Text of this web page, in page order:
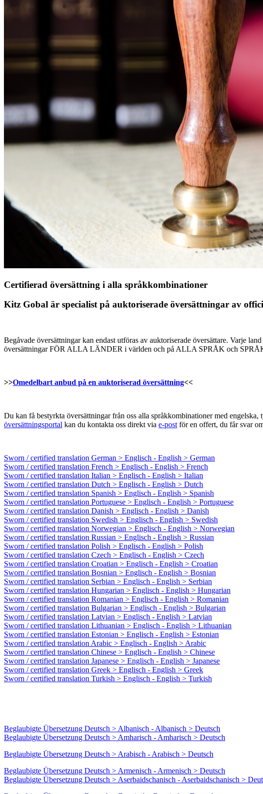
Certifierad översättning i alla språkkombinationer
Kitz Gobal är specialist på auktoriserade översättningar av
Begåvade översättningar kan endast utföras av auktoriserade översättare. Varje
översättningar FÖR ALLA LÄNDER i världen och på ALLA SPRÅK och
>>Omedelbart anbud på en auktoriserad översättning<<
Du kan få bestyrkta översättningar från oss alla språkkombinationer med
översättningsportal kan du kontakta oss direkt via e-post för en offert, du får svar
Sworn / certified translation German > Englisch - English > German
Sworn / certified translation French > Englisch - English > French
Sworn / certified translation Italian > Englisch - English > Italian
Sworn / certified translation Dutch > Englisch - English > Dutch
Sworn / certified translation Spanish > Englisch - English > Spanish
Sworn / certified translation Portuguese > Englisch - English > Portuguese
Sworn / certified translation Danish > Englisch - English > Danish
Sworn / certified translation Swedish > Englisch - English > Swedish
Sworn / certified translation Norwegian > Englisch - English > Norwegian
Sworn / certified translation Russian > Englisch - English > Russian
Sworn / certified translation Polish > Englisch - English > Polish
Sworn / certified translation Czech > Englisch - English > Czech
Sworn / certified translation Croatian > Englisch - English > Croatian
Sworn / certified translation Bosnian > Englisch - English > Bosnian
Sworn / certified translation Serbian > Englisch - English > Serbian
Sworn / certified translation Hungarian > Englisch - English > Hungarian
Sworn / certified translation Romanian > Englisch - English > Romanian
Sworn / certified translation Bulgarian > Englisch - English > Bulgarian
Sworn / certified translation Latvian > Englisch - English > Latvian
Sworn / certified translation Lithuanian > Englisch - English > Lithuanian
Sworn / certified translation Estonian > Englisch - English > Estonian
Sworn / certified translation Arabic > Englisch - English > Arabic
Sworn / certified translation Chinese > Englisch - English > Chinese
Sworn / certified translation Japanese > Englisch - English > Japanese
Sworn / certified translation Greek > Englisch - English > Greek
Sworn / certified translation Turkish > Englisch - English > Turkish
Beglaubigte Übersetzung Deutsch > Albanisch - Albanisch > Deutsch
Beglaubigte Übersetzung Deutsch > Amharisch - Amharisch > Deutsch
Beglaubigte Übersetzung Deutsch > Arabisch - Arabisch > Deutsch
Beglaubigte Übersetzung Deutsch > Armenisch - Armenisch > Deutsch
Beglaubigte Übersetzung Deutsch > Aserbaidschanisch - Aserbaidschanisch >